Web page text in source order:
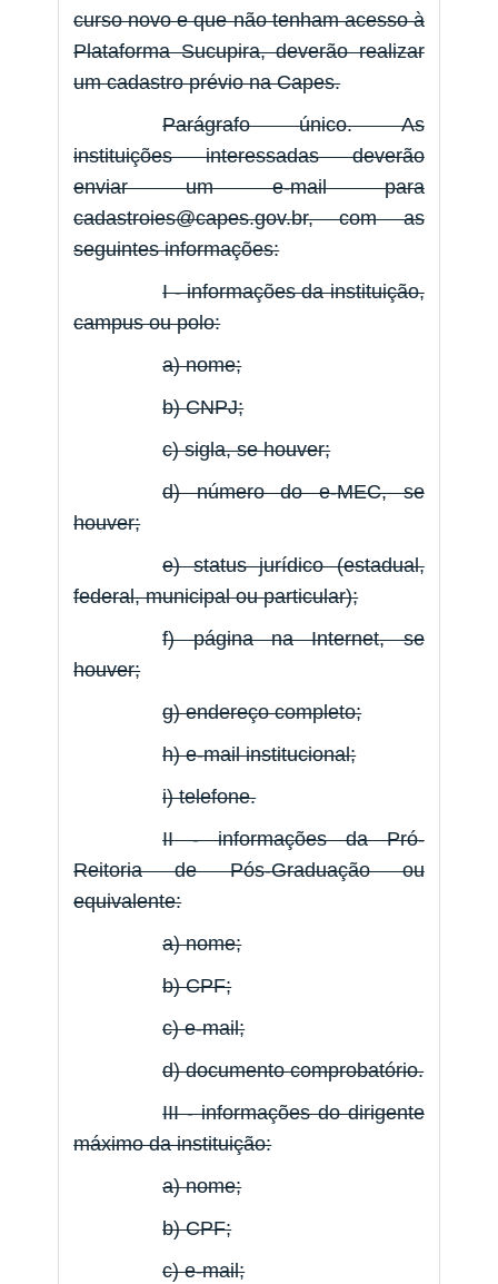
curso novo e que não tenham acesso à
Plataforma Sucupira, deverão realizar
um cadastro prévio na Capes.
Parágrafo único. As
instituições interessadas deverão
enviar um e-mail para
cadastroies@capes.gov.br, com as
seguintes informações:
I - informações da instituição,
campus ou polo:
a) nome;
b) CNPJ;
c) sigla, se houver;
d) número do e-MEC, se
houver;
e) status jurídico (estadual,
federal, municipal ou particular);
f) página na Internet, se
houver;
g) endereço completo;
h) e-mail institucional;
i) telefone.
II - informações da Pró-
Reitoria de Pós-Graduação ou
equivalente:
a) nome;
b) CPF;
c) e-mail;
d) documento comprobatório.
III - informações do dirigente
máximo da instituição:
a) nome;
b) CPF;
c) e-mail;